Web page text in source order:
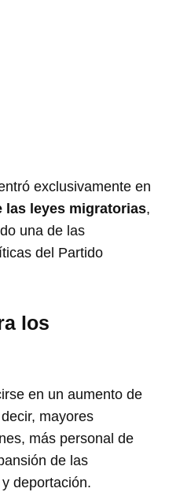
exclusivamente en
las leyes migratorias,
una de las
del Partido
los
en un aumento de
mayores
más personal de
de las
deportación.